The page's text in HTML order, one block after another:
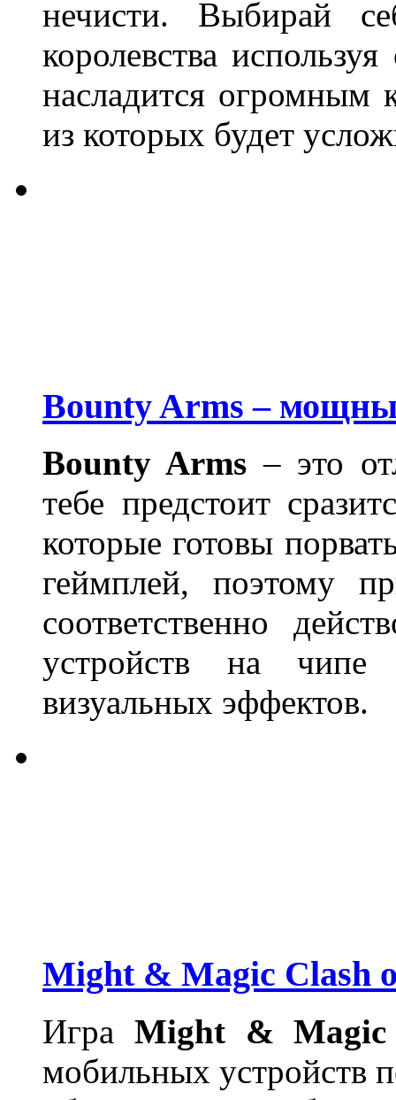
нечисти. Выбирай
королевства
насладится огромным
из которых будет
Bounty Arms –
Bounty Arms – это
тебе предстоит
которые готовы
геймплей, поэтому
соответственно
устройств на чипе
визуальных эффектов.
Might & Magic Clash
Игра Might & Magic
мобильных устройств